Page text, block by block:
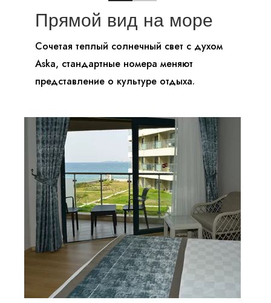
Прямой вид на море
Сочетая теплый солнечный свет с духом
Aska, стандартные номера меняют
представление о культуре отдыха.
Контакты
Бронирование (0242) 320 57 00